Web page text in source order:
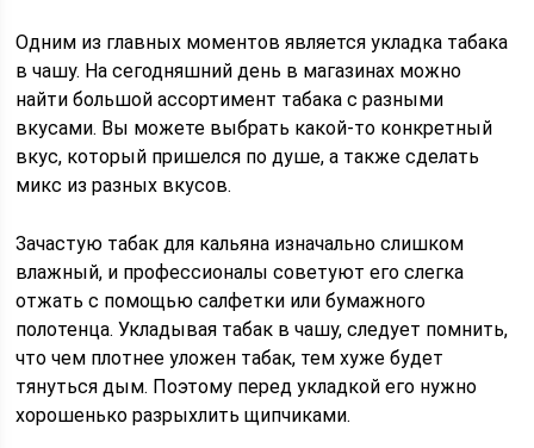
Одним из главных моментов является укладка табака
в чашу. На сегодняшний день в магазинах можно
найти большой ассортимент табака с разными
вкусами. Вы можете выбрать какой-то конкретный
вкус, который пришелся по душе, а также сделать
микс из разных вкусов.
Зачастую табак для кальяна изначально слишком
влажный, и профессионалы советуют его слегка
отжать с помощью салфетки или бумажного
полотенца. Укладывая табак в чашу, следует помнить,
что чем плотнее уложен табак, тем хуже будет
тянуться дым. Поэтому перед укладкой его нужно
хорошенько разрыхлить щипчиками.